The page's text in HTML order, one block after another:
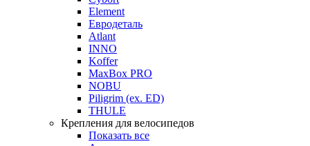
Element
Евродеталь
Atlant
INNO
Koffer
MaxBox PRO
NOBU
Piligrim (ex. ED)
THULE
Крепления для велосипедов
Показать все